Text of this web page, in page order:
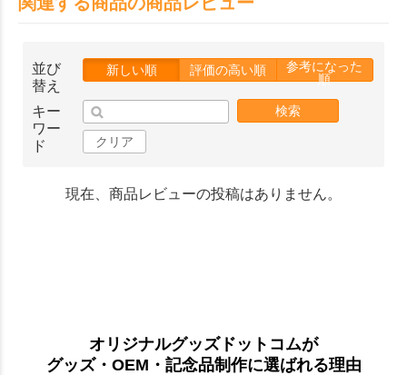
並び
替え
新しい順 評価の高い順
参考になった
順
キー
ワー
ド
検索
クリア
現在、商品レビューの投稿はありません。
オリジナルグッズドットコムが
グッズ・OEM・記念品制作に選ばれる理由